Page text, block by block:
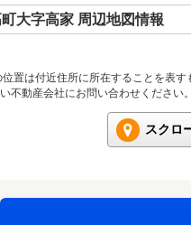
大字高家 周辺地図情報
置は付近住所に所在することを表す
不動産会社にお問い合わせください。
スクロ